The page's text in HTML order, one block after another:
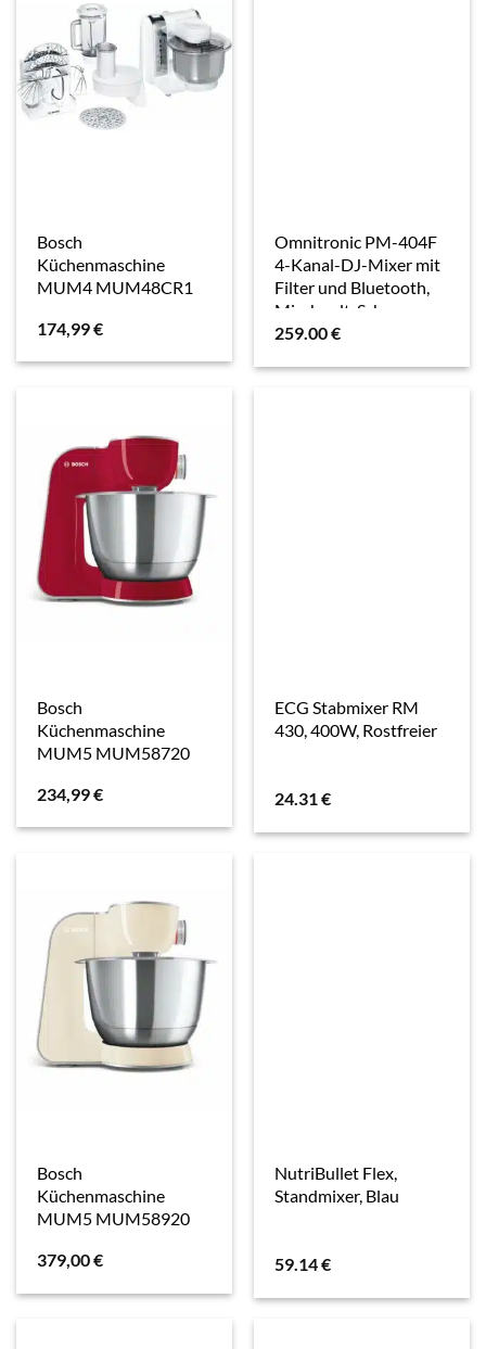
Bosch
Küchenmaschine
MUM4 MUM48CR1
174,99€
Omnitronic PM-404F
4-Kanal-DJ-Mixer mit
Filter und Bluetooth,
Mischpult, Schwarz
259.00€
Bosch
Küchenmaschine
MUM5 MUM58720
234,99€
ECG Stabmixer RM
430, 400W, Rostfreier
24.31€
Bosch
Küchenmaschine
MUM5 MUM58920
379,00€
NutriBullet Flex,
Standmixer, Blau
59.14€